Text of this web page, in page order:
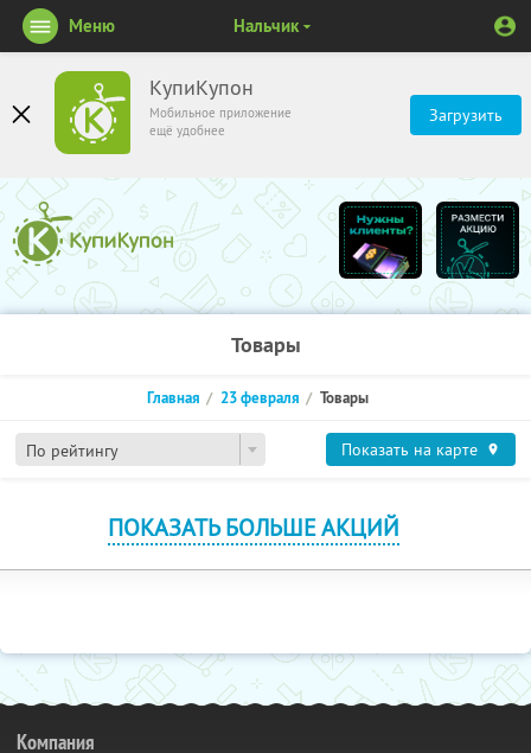
КупиКупон
Мобильное приложение
ещё удобнее
Загрузить
Меню Нальчик
Товары
По рейтингу
Главная 23 февраля Товары
Показать на карте
ПОКАЗАТЬ БОЛЬШЕ АКЦИЙ
Компания